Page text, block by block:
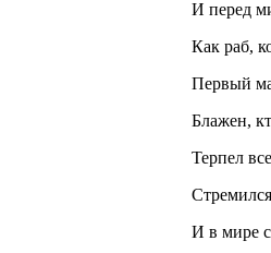
И перед
Как раб,
Первый
Блажен,
Терпел
И в мире